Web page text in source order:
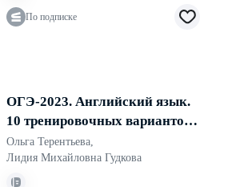
По подписке
ОГЭ-2023. Английский язык.
10 тренировочных вариантов
экзаменационных работ для
подготовки к основному
государственному экзамену
Ольга Терентьева,
Лидия Михайловна Гудкова